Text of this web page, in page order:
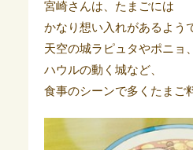
宮崎さんは、たまごには
かなり想い入れがあるよう
天空の城ラピュタやポニョ、
ハウルの動く城など、
食事のシーンで多くたまご